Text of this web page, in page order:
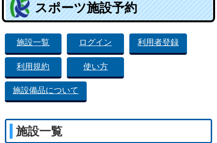
スポーツ施設予約
施設一覧 ログイン 利用者登録
利用規約 使い方
施設備品について
施設一覧